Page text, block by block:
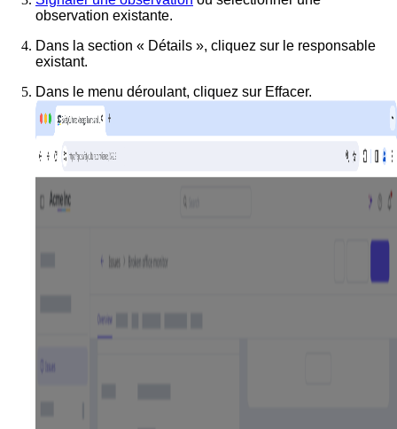
observation existante.
Dans la section « Détails », cliquez sur le responsable
existant.
Dans le menu déroulant, cliquez sur Effacer.